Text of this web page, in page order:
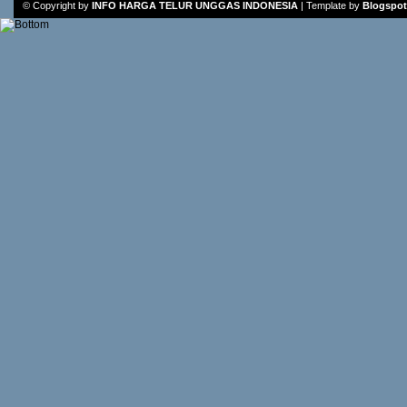
© Copyright by INFO HARGA TELUR UNGGAS INDONESIA Template by